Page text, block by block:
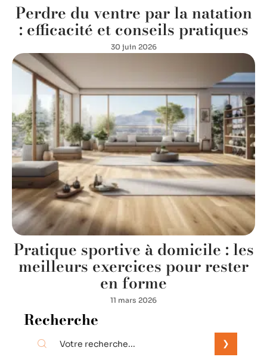
Perdre du ventre par la natation
: efficacité et conseils pratiques
30 juin 2026
Pratique sportive à domicile : les
meilleurs exercices pour rester
en forme
11 mars 2026
Recherche